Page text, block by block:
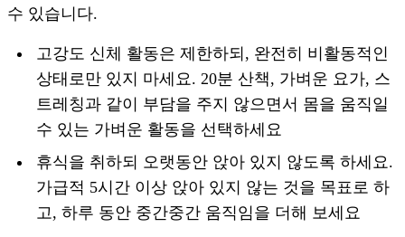
수 있습니다.
고강도 신체 활동은 제한하되, 완전히 비활동적인
상태로만 있지 마세요. 20분 산책, 가벼운 요가, 스
트레칭과 같이 부담을 주지 않으면서 몸을 움직일
수 있는 가벼운 활동을 선택하세요
휴식을 취하되 오랫동안 앉아 있지 않도록 하세요.
가급적 5시간 이상 앉아 있지 않는 것을 목표로 하
고, 하루 동안 중간중간 움직임을 더해 보세요